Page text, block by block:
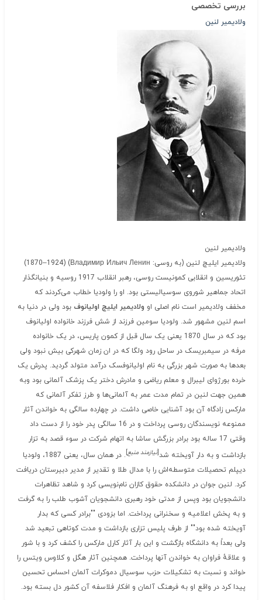
بررسی تخصصی
ولادیمیر لنین
ولادیمیر لنین
ولادیمیر ایلیچ لنین (به روسی: Владимир Ильич Ленин) ‏(1924–1870)
تئوریسین و انقلابی کمونیست روسی، رهبر انقلاب 1917 روسیه و بنیانگذار
اتحاد جماهیر شوروی سوسیالیستی بود. او را ولودیا خطاب می‌کردند که
مخفف ولادیمیر است نام اصلی او ولادیمیر ایلیچ اولیانوف بود ولی در دنیا به
اسم لنین مشهور شد. ولودیا سومین فرزند از شش فرزند خانواده اولیانوف
بود که در سال 1870 یعنی یک سال قبل از کمون پاریس، در یک خانواده
مرفه در سیمبریسک در ساحل رود ولگا که در ان زمان شهرکی بیش نبود ولی
بعدها به صورت شهر بزرگی به نام اولیانوفسک درآمد متولد گردید. پدرش یک
خرده بورژوای لیبرال و معلم ریاضی و مادرش دختر یک پزشک آلمانی بود وبه
همین جهت لنین در تمام مدت عمر به آلمانی‌ها و طرز تفکر آلمانی که
مارکس زادگاه آن بود آشنایی خاصی داشت. در چهارده سالگی به خواندن آثار
ممنوعه نویسندگان روسی پرداخت و در 16 سالگی پدر خود را از دست داد
وقتی 17 ساله بود برادر بزرگش ساشا به اتهام شرکت در سوء قصد به تزار
بازداشت و به دار آویخته شد[نیازمند منبع]
. در همان سال، یعنی 1887، ولودیا
دیپلم تحصیلات متوسطه‌اش را با مدال طلا و تقدیر از مدیر دبیرستان دریافت
کرد. لنین جوان در دانشکده حقوق کازان نام‌نویسی کرد و شاهد تظاهرات
دانشجویان بود وپس از مدتی خود رهبری دانشجویان آشوب طلب را به گرفت
و به پخش اعلامیه و سخنرانی پرداخت. اما بزودی ""برادر کسی که بدار
آویخته شده بود"" از طرف پلیس تزاری بازداشت و مدت کوتاهی تبعید شد
ولی بعداً به دانشگاه بازگشت و این بار آثار کارل مارکس را کشف کرد و با شور
و علاقهٔ فراوان به خواندن آنها پرداخت. همچنین آثار هگل و کلاوس ویتس را
خواند و نسبت به تشکیلات حزب سوسیال دموکرات آلمان احساس تحسین
پیدا کرد در واقع او به فرهنگ آلمان و افکار فلاسفه آن کشور دل بسته بود.